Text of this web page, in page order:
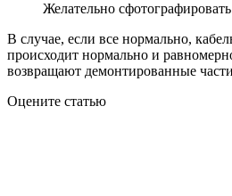
Желательно
В случае, если все нормально,
происходит нормально и
возвращают демонтированные
Оцените статью